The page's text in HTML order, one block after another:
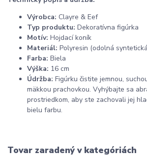
Výrobca: Clayre & Eef
Typ produktu: Dekoratívna figúrka
Motív: Hojdací koník
Materiál: Polyresin (odolná
Farba: Biela
Výška: 16 cm
Údržba: Figúrku čistite jemnou,
mäkkou prachovkou. Vyhýbajte sa
prostriedkom, aby ste zachovali jej
bielu farbu.
Tovar zaradený v kategóriách